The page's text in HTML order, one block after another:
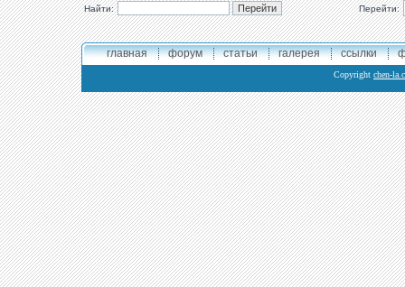
Найти: Перейти:
главная форум статьи галерея ссылки
Copyright chen-